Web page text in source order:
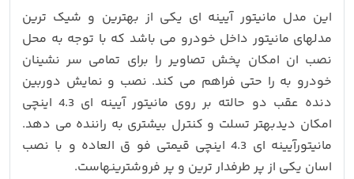
این مدل مانیتور آیینه ای یکی از بهترین و شیک ترین
مدلهای مانیتور داخل خودرو می باشد که با توجه به محل
نصب ان امکان پخش تصاویر را برای تمامی سر نشینان
خودرو به را حتی فراهم می کند. نصب و نمایش دوربین
دنده عقب دو حالته بر روی مانیتور آیینه ای 4.3 اینچی
امکان دیدبهتر تسلت و کنترل بیشتری به راننده می دهد.
مانیتورآیینه ای 4.3 اینچی قیمتی فو ق العاده و با نصب
اسان یکی از پر طرفدار ترین و پر فروشترینهاست.